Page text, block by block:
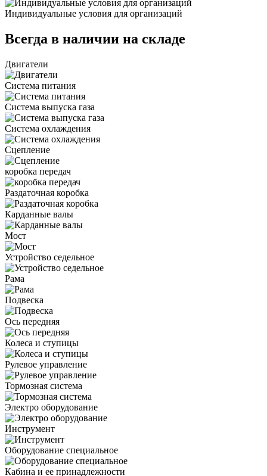
Индивидуальные условия для организаций
Всегда в наличии на складе
Двигатели
Система питания
Система выпуска газа
Система охлаждения
Сцепление
коробка передач
Раздаточная коробка
Карданные валы
Мост
Устройство седельное
Рама
Подвеска
Ось передняя
Колеса и ступицы
Рулевое управление
Тормозная система
Электро оборудование
Инструмент
Оборудование специальное
Кабина и ее принадлежности